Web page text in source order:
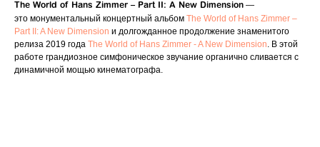
The World of Hans Zimmer – Part II: A New Dimension —
это монументальный концертный альбом The World of Hans Zimmer –
Part II: A New Dimension и долгожданное продолжение знаменитого
релиза 2019 года The World of Hans Zimmer - A New Dimension . В этой
работе грандиозное симфоническое звучание органично сливается с
динамичной мощью кинематографа.